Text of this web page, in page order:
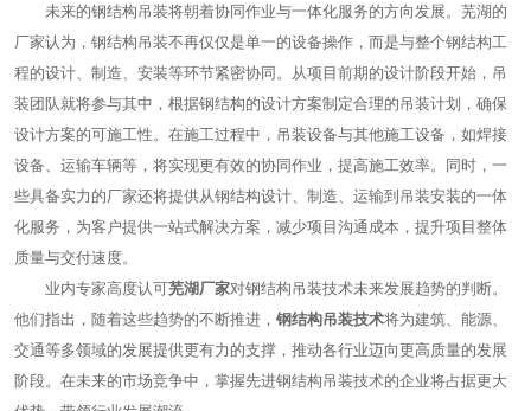
未来的钢结构吊装将朝着协同作业与一体化服务的方向发展。芜湖的
厂家认为，钢结构吊装不再仅仅是单一的设备操作，而是与整个钢结构工
程的设计、制造、安装等环节紧密协同。从项目前期的设计阶段开始，吊
装团队就将参与其中，根据钢结构的设计方案制定合理的吊装计划，确保
设计方案的可施工性。在施工过程中，吊装设备与其他施工设备，如焊接
设备、运输车辆等，将实现更有效的协同作业，提高施工效率。同时，一
些具备实力的厂家还将提供从钢结构设计、制造、运输到吊装安装的一体
化服务，为客户提供一站式解决方案，减少项目沟通成本，提升项目整体
质量与交付速度。
业内专家高度认可芜湖厂家对钢结构吊装技术未来发展趋势的判断。
他们指出，随着这些趋势的不断推进， 钢结构吊装技术将为建筑、能源、
交通等多领域的发展提供更有力的支撑，推动各行业迈向更高质量的发展
阶段。在未来的市场竞争中，掌握先进钢结构吊装技术的企业将占据更大